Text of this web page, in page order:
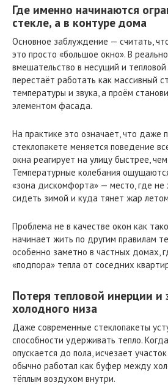
Где именно начинаются
стекле, а в контуре дома
Основное заблуждение — считать,
это просто «большое окно». В
вмешательство в несущий и
перестаёт работать как массивный
температуры и звука, а проём
элементом фасада.
На практике это означает, что даже
стеклопакете меняется поведение
окна реагирует на улицу быстрее,
Температурные колебания
«зона дискомфорта» — место, где не
сидеть зимой и куда тянет жар
Проблема не в качестве окон как
начинает жить по другим правилам
особенно заметно в частных домах,
«подпора» тепла от соседних
Потеря тепловой инерции и
холодного низа
Даже современные стеклопакеты
способности удерживать тепло.
опускается до пола, исчезает
обычно работал как буфер между
тёплым воздухом внутри.